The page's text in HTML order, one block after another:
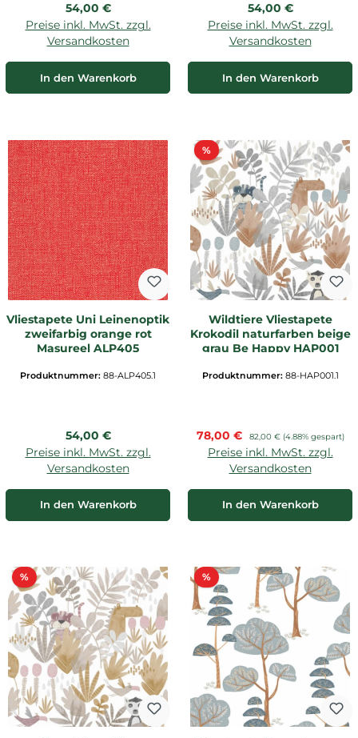
Regulärer Preis:
54,00 €
Preise inkl. MwSt. zzgl.
Versandkosten
In den Warenkorb
Regulärer Preis:
54,00 €
Preise inkl. MwSt. zzgl.
Versandkosten
In den Warenkorb
Vliestapete Uni Leinenoptik
zweifarbig orange rot
Masureel ALP405
Produktnummer: 88-ALP405.1
Regulärer Preis:
54,00 €
Preise inkl. MwSt. zzgl.
Versandkosten
In den Warenkorb
%Rabatt
Wildtiere Vliestapete
Krokodil naturfarben beige
grau Be Happy HAP001
Produktnummer: 88-HAP001.1
Verkaufspreis:
78,00 € Regulärer Preis:
82,00 € (4.88% gespart)
Preise inkl. MwSt. zzgl.
Versandkosten
In den Warenkorb
%Rabatt %Rabatt